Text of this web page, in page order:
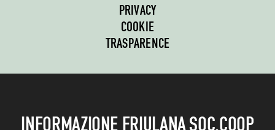
PRIVACY
COOKIE
TRASPARENCE
INFORMAZIONE FRIULANA SOC.COOP